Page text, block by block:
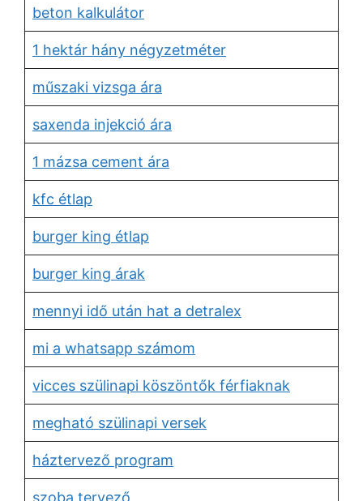
beton kalkulátor
1 hektár hány négyzetméter
műszaki vizsga ára
saxenda injekció ára
1 mázsa cement ára
kfc étlap
burger king étlap
burger king árak
mennyi idő után hat a detralex
mi a whatsapp számom
vicces szülinapi köszöntők férfiaknak
megható szülinapi versek
háztervező program
szoba tervező